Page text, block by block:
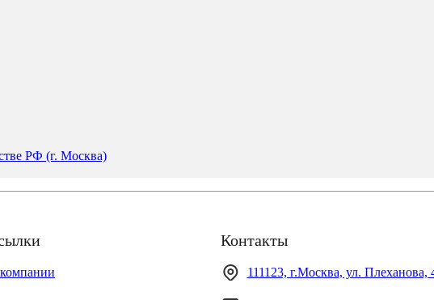
РФ (г. Москва)
Контакты
111123, г.Москва, ул. Плеханова,